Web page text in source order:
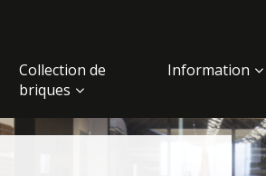
Collection de
briques
Information